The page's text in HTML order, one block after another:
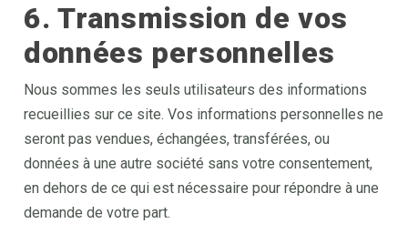
6. Transmission de vos
données personnelles
Nous sommes les seuls utilisateurs des informations
recueillies sur ce site. Vos informations personnelles ne
seront pas vendues, échangées, transférées, ou
données à une autre société sans votre consentement,
en dehors de ce qui est nécessaire pour répondre à une
demande de votre part.